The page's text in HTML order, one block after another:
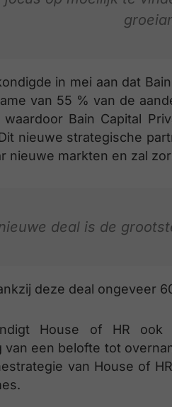
in mei aan dat
van 55 % van de
Bain Capital
nieuwe strategische
nieuwe markten en zal
deal is de
deze deal ongeveer
House of HR
een belofte tot
van House of